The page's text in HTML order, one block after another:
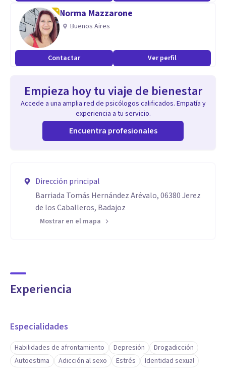
Norma Mazzarone
Buenos Aires
Contactar Ver perfil
Empieza hoy tu viaje de bienestar
Accede a una amplia red de psicólogos calificados. Empatía y
experiencia a tu servicio.
Encuentra profesionales
Dirección principal
Barriada Tomás Hernández Arévalo, 06380 Jerez
de los Caballeros, Badajoz
Mostrar en el mapa
Experiencia
Especialidades
Habilidades de afrontamiento Depresión
Drogadicción
Autoestima
Adicción al sexo Estrés Identidad sexual